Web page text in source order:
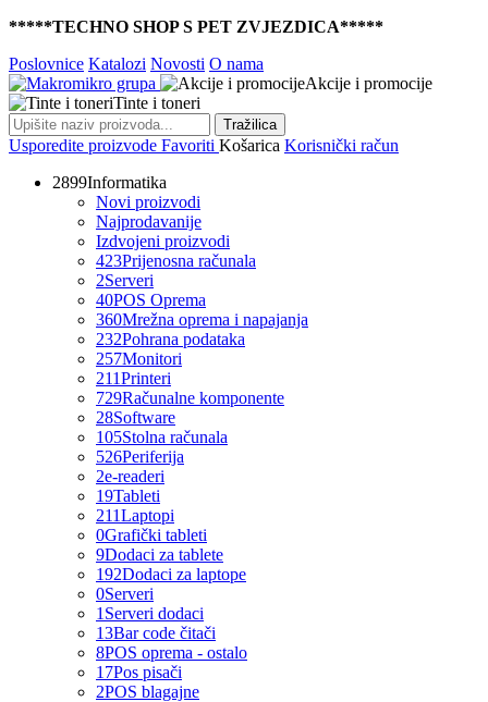
*****TECHNO SHOP S PET ZVJEZDICA*****
Poslovnice Katalozi Novosti O nama
Akcije i promocije
Tinte i toneri
Tražilica
Usporedite proizvode Favoriti Košarica Korisnički račun
2899Informatika
Novi proizvodi
Najprodavanije
Izdvojeni proizvodi
423Prijenosna računala
2Serveri
40POS Oprema
360Mrežna oprema i napajanja
232Pohrana podataka
257Monitori
211Printeri
729Računalne komponente
28Software
105Stolna računala
526Periferija
2e-readeri
19Tableti
211Laptopi
0Grafički tableti
9Dodaci za tablete
192Dodaci za laptope
0Serveri
1 Serveri dodaci
13Bar code čitači
8POS oprema - ostalo
17Pos pisači
2POS blagajne